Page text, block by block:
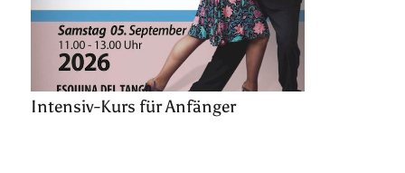
Intensiv-Kurs für Anfänger